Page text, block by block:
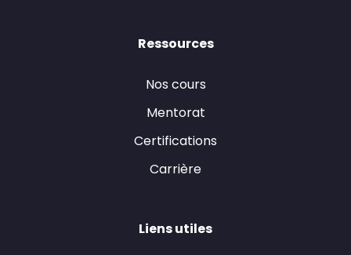
Ressources
Nos cours
Mentorat
Certifications
Carrière
Liens utiles